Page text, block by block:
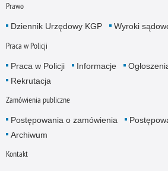
Prawo
Dziennik Urzędowy KGP Wyroki
Praca w Policji
Praca w Policji Informacje
Rekrutacja
Zamówienia publiczne
Postępowania o zamówienia
Archiwum
Kontakt